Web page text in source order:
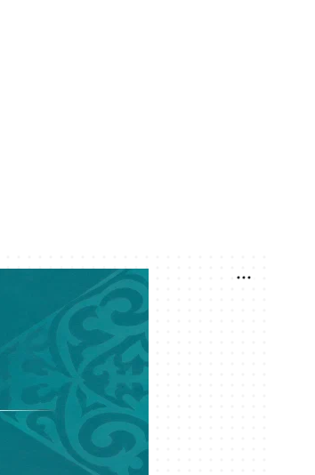
06 августа 18:00
Самат Смаков получит новую
должность в клубе КПЛ
06 августа 16:28
Разгромом завершился матч
Казахстан-Уругвай на ЧМ по
водному поло
06 августа 16:19